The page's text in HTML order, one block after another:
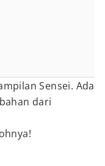
Sensei. Ada
dari